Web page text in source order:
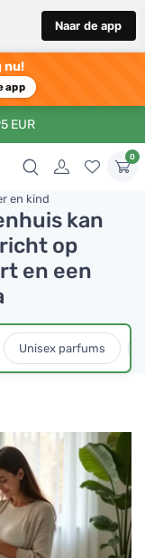
Naar de app
nu!
app
EUR
0
en kind
kan
op
en een
Unisex parfums